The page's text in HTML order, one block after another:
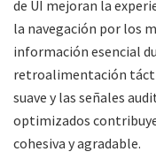
de UI mejoran la
la navegación por los
información esencial
retroalimentación
suave y las señales
optimizados
cohesiva y agradable.